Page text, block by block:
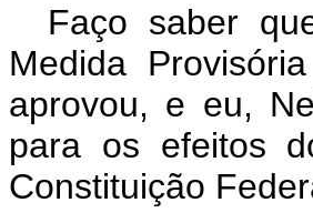
Faço saber
Medida
aprovou, e eu,
para os efeitos
Constituição